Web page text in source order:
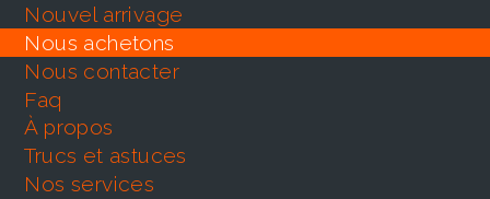
nouvel arrivage
nous achetons
nous contacter
faq
À propos
trucs et astuces
nos services